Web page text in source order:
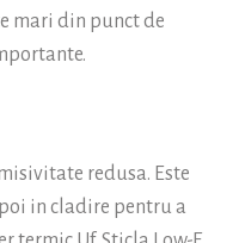
mari din punct de
redusa. Este
in cladire pentru a